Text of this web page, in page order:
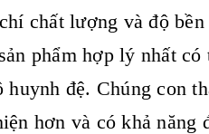
chất lượng và độ
phẩm hợp lý nhất có
đệ. Chúng con
hơn và có khả năng